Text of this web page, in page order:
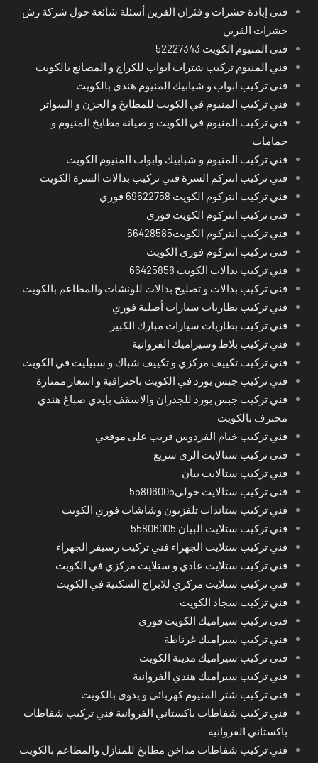
فني إبادة حشرات و فئران القرين أسئلة شائعة حول شركة رش
حشرات القرين
فني المنيوم الكويت 52227343
فني المنيوم تركيب شترات ابواب للكراج و المصانع بالكويت
فني تركيب ابواب و شبابيك المنيوم هندي بالكويت
فني تركيب المنيوم في الكويت للمطابخ و الخزن و السواتر
فني تركيب المنيوم في الكويت و صيانة مطابخ المنيوم و
حمامات
فني تركيب المنيوم و شبابيك وابواب المنيوم الكويت
فني تركيب انتركم السرة فني تركيب بدالات السرة الكويت
فني تركيب انتركوم الكويت 69622758 فوري
فني تركيب انتركوم الكويت فوري
فني تركيب انتركوم الكويت66428585
فني تركيب انتركوم فوري الكويت
فني تركيب بدالات الكويت 66425858
فني تركيب بدالات و تصليح بدالات للونشات والمطاعم بالكويت
فني تركيب بطاريات سيارات أصلية فوري
فني تركيب بطاريات سيارات مبارك الكبير
فني تركيب بلاط وسيراميك الفروانية
فني تركيب تكييف مركزي و تكييف شباك و سبيليت في الكويت
فني تركيب جبس بورد في الكويت باحترافية و اسعار ممتازة
فني تركيب جبس بورد للجدران والاسقف بايدي صباغ هندي
محترف بالكويت
فني تركيب خيام الفردوس قريب على موقعي
فني تركيب ستالايت الري سريع
فني تركيب ستالايت بيان
فني تركيب ستالايت حولي55806005
فني تركيب ستاندات تلفزيون وشاشات فوري الكويت
فني تركيب ستلايت البيان 55806005
فني تركيب ستلايت الجهراء فني تركيب رسيفر الجهراء
فني تركيب ستلايت عادي و ستلايت مركزي في الكويت
فني تركيب ستلايت مركزي للابراج السكنية في الكويت
فني تركيب سجاد الكويت
فني تركيب سيراميك الكويت فوري
فني تركيب سيراميك غرناطة
فني تركيب سيراميك مدينة الكويت
فني تركيب سيراميك هندي الفروانية
فني تركيب شتر المنيوم كهربائي و يدوي بالكويت
فني تركيب شفاطات باكستاني الفروانية فني تركيب شفاطات
باكستاني الفروانية
فني تركيب شفاطات مداخن مطابخ للمنازل والمطاعم بالكويت